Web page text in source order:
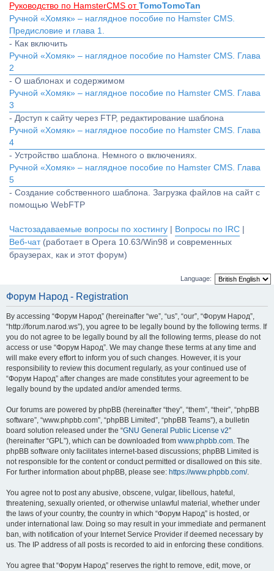
Руководство по HamsterCMS от TomoTomoTan
Ручной «Хомяк» – наглядное пособие по Hamster CMS.
Предисловие и глава 1.
- Как включить
Ручной «Хомяк» – наглядное пособие по Hamster CMS. Глава
2
- О шаблонах и содержимом
Ручной «Хомяк» – наглядное пособие по Hamster CMS. Глава
3
- Доступ к сайту через FTP, редактирование шаблона
Ручной «Хомяк» – наглядное пособие по Hamster CMS. Глава
4
- Устройство шаблона. Немного о включениях.
Ручной «Хомяк» – наглядное пособие по Hamster CMS. Глава
5
- Создание собственного шаблона. Загрузка файлов на сайт с
помощью WebFTP
Частозадаваемые вопросы по хостингу Вопросы по IRC
Веб-чат(работает в Opera 10.63/Win98 и современных
браузерах, как и этот форум)
Language:
Форум Народ - Registration
By accessing “Форум Народ” (hereinafter “we”, “us”, “our”, “Форум Народ”,
“http://forum.narod.ws”), you agree to be legally bound by the following terms. If
you do not agree to be legally bound by all the following terms, please do not
access or use “Форум Народ”. We may change these terms at any time and
will make every effort to inform you of such changes. However, it is your
responsibility to review this document regularly, as your continued use of
“Форум Народ” after changes are made constitutes your agreement to be
legally bound by the updated and/or amended terms.
Our forums are powered by phpBB (hereinafter “they”, “them”, “their”, “phpBB
software”, “www.phpbb.com”, “phpBB Limited”, “phpBB Teams”), a bulletin
board solution released under the “GNU General Public License v2”
(hereinafter “GPL”), which can be downloaded from www.phpbb.com. The
phpBB software only facilitates internet-based discussions; phpBB Limited is
not responsible for the content or conduct permitted or disallowed on this site.
For further information about phpBB, please see: https://www.phpbb.com/.
You agree not to post any abusive, obscene, vulgar, libellous, hateful,
threatening, sexually oriented, or otherwise unlawful material, whether under
the laws of your country, the country in which “Форум Народ” is hosted, or
under international law. Doing so may result in your immediate and permanent
ban, with notification of your Internet Service Provider if deemed necessary by
us. The IP address of all posts is recorded to aid in enforcing these conditions.
You agree that “Форум Народ” reserves the right to remove, edit, move, or